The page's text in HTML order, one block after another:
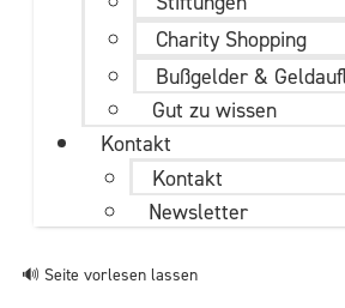
Charity Shopping
Bußgelder &
Gut zu wissen
Kontakt
Kontakt
Newsletter
🔊 Seite vorlesen lassen